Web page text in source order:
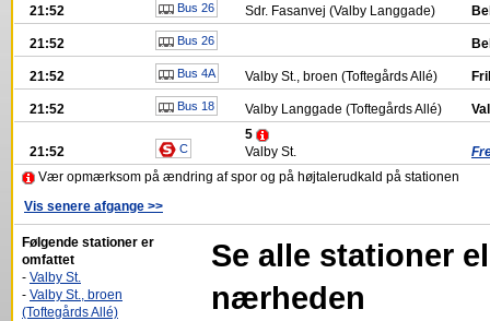
21:52 Bus 26 Sdr. Fasanvej (Valby Langgade)
21:52 Bus 26
21:52 Bus 4A Valby St., broen (Toftegårds Allé)
21:52 Bus 18 Valby Langgade (Toftegårds Allé)
21:52 C
5
Valby St.
Vær opmærksom på ændring af spor og på højtalerudkald på stationen
Vis senere afgange >>
Følgende stationer er
omfattet
- Valby St.
- Valby St., broen
(Toftegårds Allé)
Se alle stationer
nærheden